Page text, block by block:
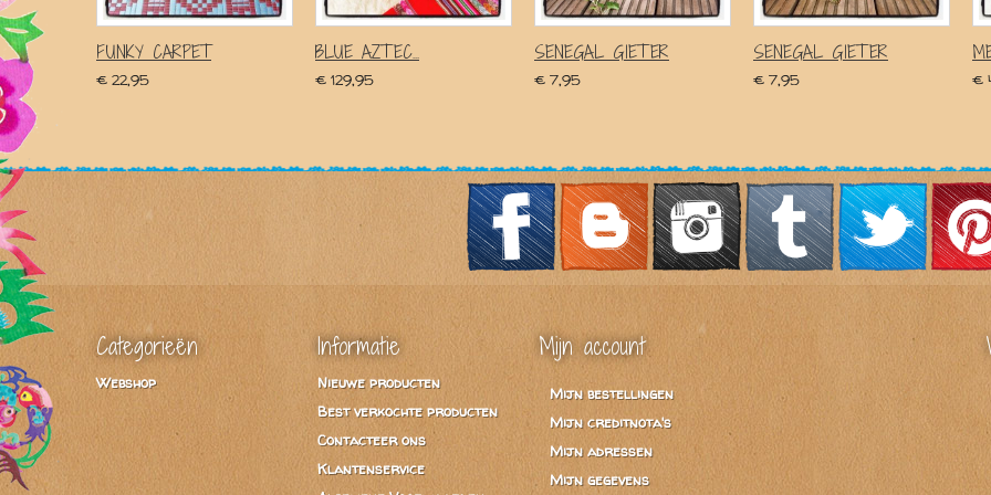
FUNKY CARPET
€ 22,95
BLUE AZTEC...
€ 129,95
SENEGAL GIETER
€ 7,95
SENEGAL GIETER
€ 7,95 €
Categorieën
Webshop
Informatie
Nieuwe producten
Best verkochte producten
Contacteer ons
Klantenservice
Mijn account
Mijn bestellingen
Mijn creditnota's
Mijn adressen
Mijn gegevens